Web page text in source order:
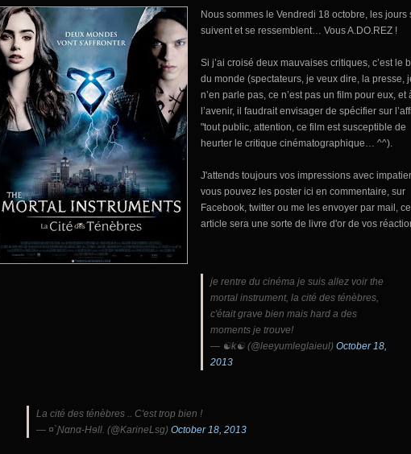
Nous sommes le Vendredi 18 octobre, les jours
suivent et se ressemblent… Vous A.DO.REZ !
Si j’ai croisé deux mauvaises critiques, c’est le
du monde (spectateurs, je veux dire, la presse,
n’en parle pas, ce n’est pas un film pour eux, et
l’avenir, il faudrait envisager de spécifier sur
"tout public, attention, ce film est susceptible de
heurter le critique cinématographique… ^^).
J'attends toujours vos impressions avec
vous pouvez les poster ici en commentaire, sur
Facebook, twitter ou me les envoyer par mail,
article sera une sorte de livre d'or de vos
je rentre du cinéma je suis allez voir the
mortal instrument, la cité des ténèbres,
c'était grave bien mais hard a des
moments je trouve!
— ☯k☯ (@leeyumleglaieul) October 18,
2013
La cité des ténèbres .. C'est trop bien !
— ¤`Ɲαnα-Hɘll. (@KarineLsg) October 18, 2013